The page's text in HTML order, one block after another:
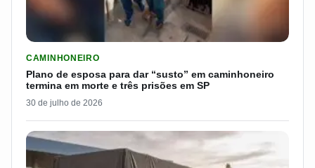
CAMINHONEIRO
Plano de esposa para dar “susto” em caminhoneiro
termina em morte e três prisões em SP
30 de julho de 2026